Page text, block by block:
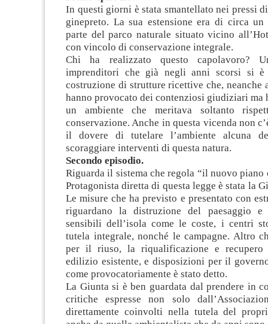
In questi giorni è stata smantellato nei pressi
ginepreto. La sua estensione era di circa
parte del parco naturale situato vicino
con vincolo di conservazione integrale.
Chi ha realizzato questo capolavoro?
imprenditori che già negli anni scorsi si
costruzione di strutture ricettive che, neanche
hanno provocato dei contenziosi giudiziari ma
un ambiente che meritava soltanto
conservazione. Anche in questa vicenda non
il dovere di tutelare l’ambiente alcuna
scoraggiare interventi di questa natura.
Secondo episodio.
Riguarda il sistema che regola “il nuovo piano
Protagonista diretta di questa legge è stata la
Le misure che ha previsto e presentato con
riguardano la distruzione del paesaggio
sensibili dell’isola come le coste, i centri
tutela integrale, nonché le campagne. Altro
per il riuso, la riqualificazione e recupero
edilizio esistente, e disposizioni per il
come provocatoriamente è stato detto.
La Giunta si è ben guardata dal prendere in
critiche espresse non solo
direttamente coinvolti nella tutela del